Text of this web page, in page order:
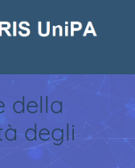
della
degli